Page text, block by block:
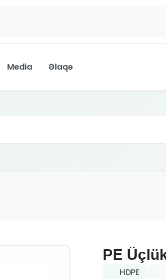
Media Əlaqə
PE
HDPE